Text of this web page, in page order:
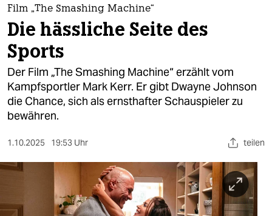
themen
politik
öko
gesellschaft
kultur
sport
berlin
Film „The Smashing Machine“
Die hässliche Seite des
Sports
Der Film „The Smashing Machine“ erzählt vom
Kampfsportler Mark Kerr. Er gibt Dwayne Johnson
die Chance, sich als ernsthafter Schauspieler zu
bewähren.
1.10.2025 19:53 Uhr teilen